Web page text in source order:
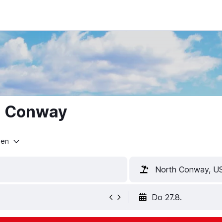
Conway
North Conway,
Do 27.8.